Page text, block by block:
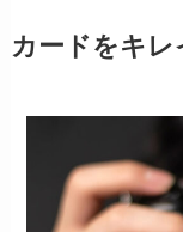
カードをキレ